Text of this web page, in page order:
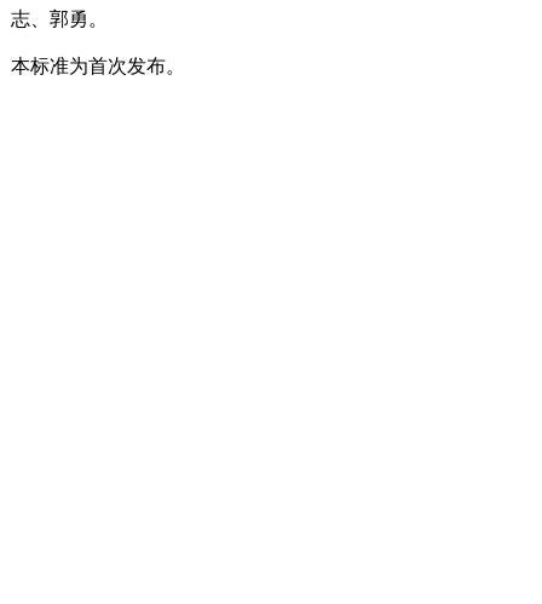
志、郭勇。
本标准为首次发布。